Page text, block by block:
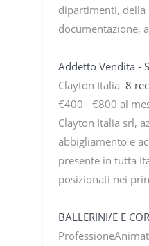
dipartimenti, della
documentazione,
Addetto Vendita -
Clayton Italia 8
€400 - €800 al
Clayton Italia srl,
abbigliamento e
presente in tutta
posizionati nei
BALLERINI/E E